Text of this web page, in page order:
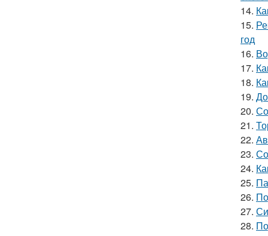
14.
15.
год
16.
17.
18.
19.
20.
21.
22.
23.
24.
25.
26.
27.
28.